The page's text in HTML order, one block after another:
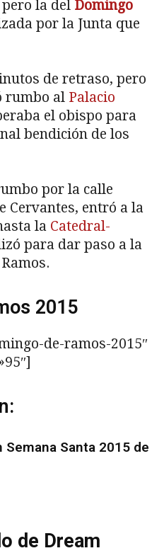
la del Domingo
por la Junta que
de retraso, pero
rumbo al Palacio
el obispo para
bendición de los
por la calle
Cervantes, entró a la
la Catedral-
para dar paso a la
2015
de-ramos-2015″
Santa 2015 de
de Dream